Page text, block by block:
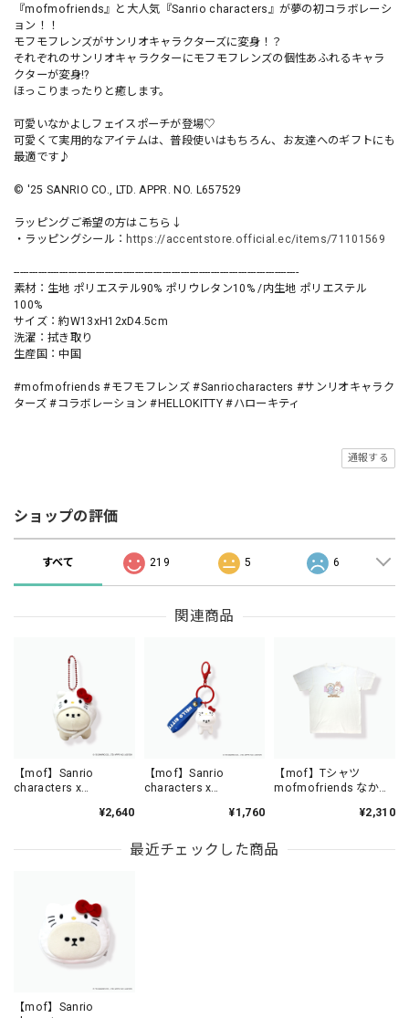
『mofmofriends』と大人気『Sanrio characters』が夢の初コラボレーシ
ョン！！
モフモフレンズがサンリオキャラクターズに変身！？
それぞれのサンリオキャラクターにモフモフレンズの個性あふれるキャラ
クターが変身!?
ほっこりまったりと癒します。
可愛いなかよしフェイスポーチが登場♡
可愛くて実用的なアイテムは、普段使いはもちろん、お友達へのギフトにも
最適です♪
© '25 SANRIO CO., LTD. APPR. NO. L657529
ラッピングご希望の方はこちら↓
・ラッピングシール： https://accentstore.official.ec/items/71101569
----------------------------------------------------------------------------------------------
素材：生地 ポリエステル90% ポリウレタン10% /内生地 ポリエステル
100%
サイズ：約W13xH12xD4.5cm
洗濯：拭き取り
生産国：中国
#mofmofriends #モフモフレンズ #Sanriocharacters #サンリオキャラク
ターズ #コラボレーション #HELLOKITTY #ハローキティ
通報する
ショップの評価
すべて 219 5 6
関連商品
【mof】Sanrio
characters x
しマスコットチャーム
フリーゼ / MFS901-1
¥2,640
【mof】Sanrio
characters x
しPVCキーホルダー
フリーゼ / MFS006-1
¥1,760
【mof】Tシャツ
mofmofriends なかよ
¥2,310
最近チェックした商品
【mof】Sanrio